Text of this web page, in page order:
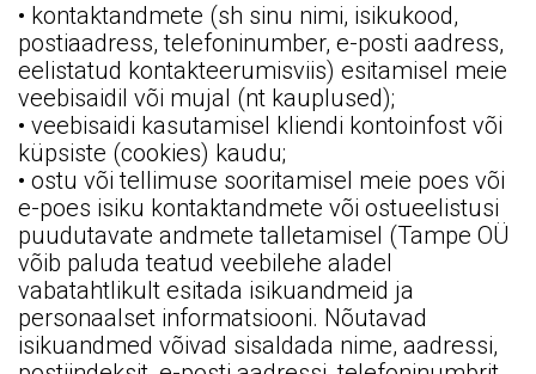
• kontaktandmete (sh sinu nimi, isikukood,
postiaadress, telefoninumber, e-posti aadress,
eelistatud kontakteerumisviis) esitamisel meie
veebisaidil või mujal (nt kauplused);
• veebisaidi kasutamisel kliendi kontoinfost või
küpsiste (cookies) kaudu;
• ostu või tellimuse sooritamisel meie poes või
e-poes isiku kontaktandmete või ostueelistusi
puudutavate andmete talletamisel (Tampe OÜ
võib paluda teatud veebilehe aladel
vabatahtlikult esitada isikuandmeid ja
personaalset informatsiooni. Nõutavad
isikuandmed võivad sisaldada nime, aadressi,